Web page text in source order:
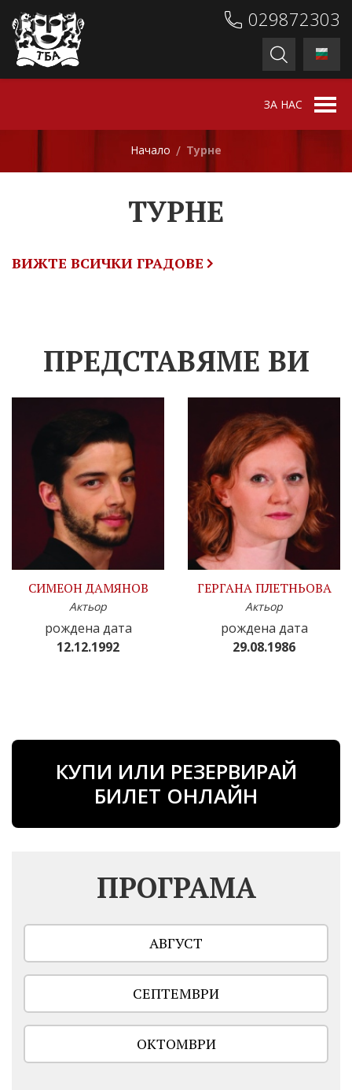
029872303
ЗА НАС
Начало / Турне
ТУРНЕ
ВИЖТЕ ВСИЧКИ ГРАДОВЕ
ПРЕДСТАВЯМЕ ВИ
СИМЕОН ДАМЯНОВ
Актьор
рождена дата
12.12.1992
ГЕРГАНА ПЛЕТНЬОВА
Актьор
рождена дата
29.08.1986
КУПИ ИЛИ РЕЗЕРВИРАЙ
БИЛЕТ ОНЛАЙН
ПРОГРАМА
АВГУСТ
СЕПТЕМВРИ
ОКТОМВРИ